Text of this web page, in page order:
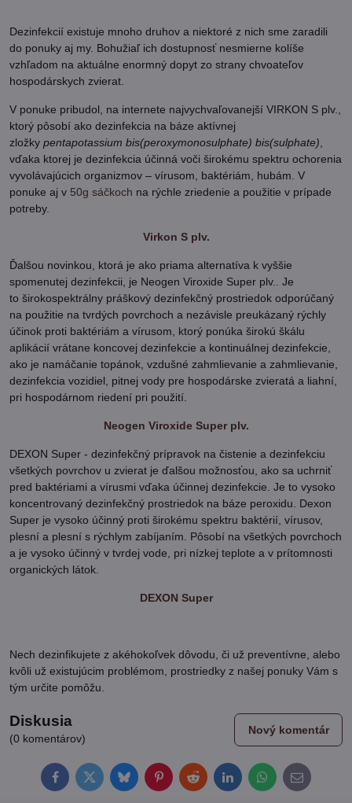
Dezinfekcií existuje mnoho druhov a niektoré z nich sme zaradili
do ponuky aj my. Bohužiaľ ich dostupnosť nesmierne kolíše
vzhľadom na aktuálne enormný dopyt zo strany chvoateľov
hospodárskych zvierat.
V ponuke pribudol, na internete najvychvaľovanejší VIRKON S plv.,
ktorý pôsobí ako dezinfekcia na báze aktívnej
zložky pentapotassium bis(peroxymonosulphate) bis(sulphate)
vďaka ktorej je dezinfekcia účinná voči širokému spektru ochorenia
vyvolávajúcich organizmov – vírusom, baktériám, hubám. V
ponuke aj v 50g sáčkoch na rýchle zriedenie a použitie v prípade
potreby.
Virkon S plv.
Ďalšou novinkou, ktorá je ako priama alternatíva k vyššie
spomenutej dezinfekcii, je Neogen Viroxide Super plv.. Je
to širokospektrálny práškový dezinfekčný prostriedok odporúčaný
na použitie na tvrdých povrchoch a nezávisle preukázaný rýchly
účinok proti baktériám a vírusom, ktorý ponúka širokú škálu
aplikácií vrátane koncovej dezinfekcie a kontinuálnej dezinfekcie,
ako je namáčanie topánok, vzdušné zahmlievanie a zahmlievanie,
dezinfekcia vozidiel, pitnej vody pre hospodárske zvieratá a liahní,
pri hospodárnom riedení pri použití.
Neogen Viroxide Super plv.
DEXON Super - dezinfekčný prípravok na čistenie a dezinfekciu
všetkých povrchov u zvierat je ďalšou možnosťou, ako sa uchrniť
pred baktériami a vírusmi vďaka účinnej dezinfekcie. Je to vysoko
koncentrovaný dezinfekčný prostriedok na báze peroxidu. Dexon
Super je vysoko účinný proti širokému spektru baktérií, vírusov,
plesní a plesní s rýchlym zabíjaním. Pôsobí na všetkých povrchoch
a je vysoko účinný v tvrdej vode, pri nízkej teplote a v prítomnosti
organických látok.
DEXON Super
Nech dezinfikujete z akéhokoľvek dôvodu, či už preventívne, alebo
kvôli už existujúcim problémom, prostriedky z našej ponuky Vám s
tým určite pomôžu.
Diskusia
(0 komentárov)
Nový komentár
FacebookTwitterBlueskyPinterestRedditLinkedInWhatsApp
E-
mail